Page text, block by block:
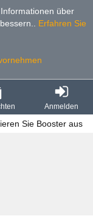
über
Erfahren Sie
Anmelden
Sie Booster aus